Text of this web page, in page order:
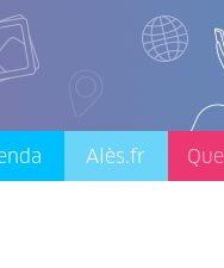
Alès.fr